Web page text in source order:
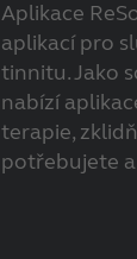
Aplikace
aplikací pro
tinnitu. Jako
nabízí
terapie,
potřebujete